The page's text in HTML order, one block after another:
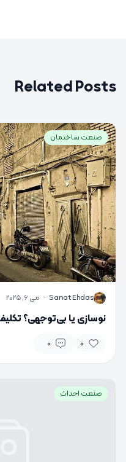
Related Posts
صنعت ساختمان
S
Sanat Ehdas
· می 6, 2025
نوسازی یا بی‌توجهی؟
0
0
صنعت احداث